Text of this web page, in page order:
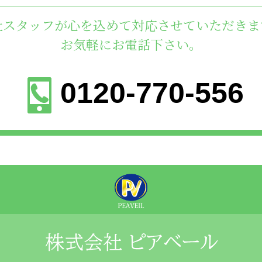
タッフが心を込めて対応させていただき
お気軽にお電話下さい。
0120-770-556